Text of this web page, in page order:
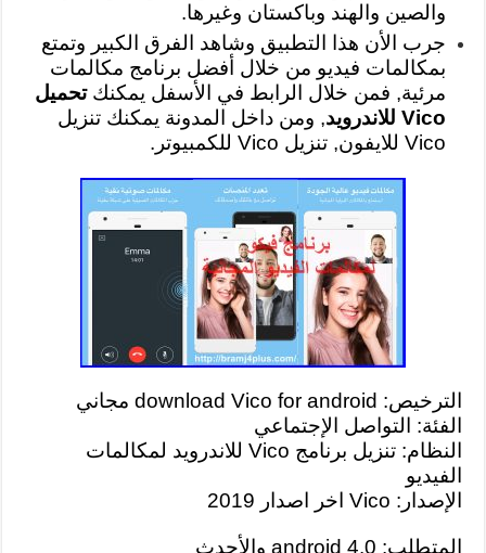
والصين والهند وباكستان وغيرها.
جرب الأن هذا التطبيق وشاهد الفرق الكبير وتمتع
بمكالمات فيديو من خلال أفضل برنامج مكالمات
مرئية, فمن خلال الرابط في الأسفل يمكنكتحميل
Vico للاندرويد
, ومن داخل المدونة يمكنك تنزيل
Vico للايفون, تنزيل Vico للكمبيوتر.
الترخيص: download Vico for android مجاني
الفئة: التواصل الإجتماعي
النظام: تنزيل برنامج Vico للاندرويد لمكالمات
الفيديو
الإصدار: Vico اخر اصدار 2019
المتطلب: android 4.0 والأحدث